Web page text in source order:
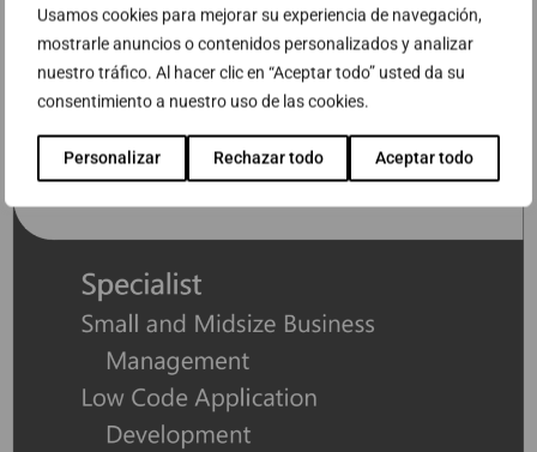
Usamos cookies para mejorar su experiencia de navegación,
mostrarle anuncios o contenidos personalizados y analizar
nuestro tráfico. Al hacer clic en “Aceptar todo” usted da su
consentimiento a nuestro uso de las cookies.
Personalizar Rechazar todo Aceptar todo